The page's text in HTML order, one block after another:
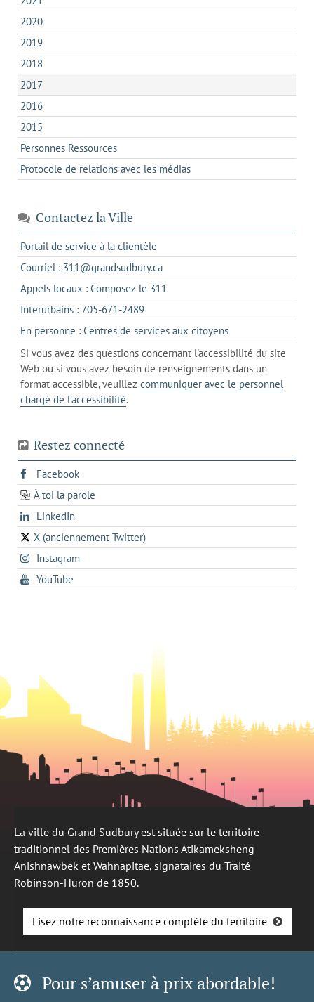
2020
2019
2018
2017
2016
2015
Personnes Ressources
Protocole de relations avec les médias
Contactez la Ville
Portail de service à la clientèle
dans
un
nouvel
Courriel : 311@grandsudbury.cas'ouvre
dans
votre
de
messagerie
Appels locaux : Composez le 311
dans
un
client
de
votre
téléphone
Interurbains : 705-671-2489s'ouvre
dans
un
client
de
votre
En personne : Centres de services aux citoyenss'ouvre
dans
l'onglet
actuel
Si vous avez des questions concernant l'accessibilité du site
Web ou si vous avez besoin de renseignements dans un
format accessible, veuillez communiquer avec le personnel
chargé de l'accessibilité.
Restez connecté
Facebooks'ouvre
dans
un
onglet
À toi la parole
opens
in
a
new
tab
LinkedInopens
in
a
new
X (anciennement Twitter)
s'ouvre
dans
un
nouvel
Instagrams'ouvre
dans
un
YouTube
dans
La ville du Grand Sudbury est située sur le territoire
traditionnel des Premières Nations Atikameksheng
Anishnawbek et Wahnapitae, signataires du Traité
Robinson-Huron de 1850.
Lisez notre reconnaissance complète du territoire
Pour s’amuser à prix abordable!